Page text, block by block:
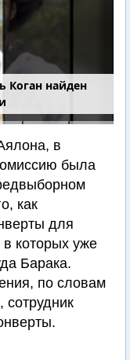
Коган найден
в
была
как
для
которых уже
Барака.
по словам
сотрудник